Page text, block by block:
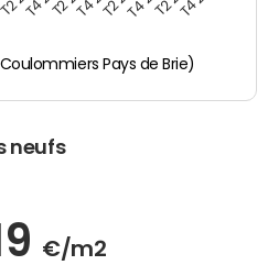
Pays de Brie)
neufs
€/m2